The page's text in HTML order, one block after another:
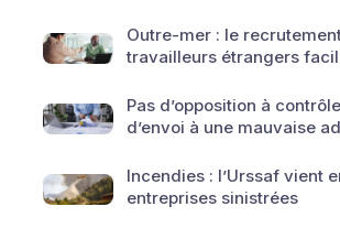
Outre-mer : le
travailleurs étrangers
Pas d’opposition à
d’envoi à une mauvaise
Incendies : l’Urssaf vient
entreprises sinistrées